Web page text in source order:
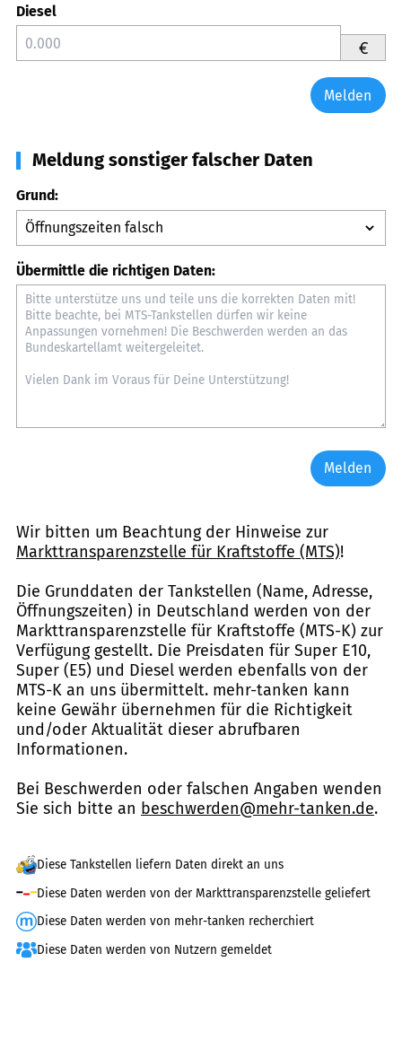
Diesel
€
Melden
Meldung sonstiger falscher Daten
Grund:
Übermittle die richtigen Daten:
Melden
Wir bitten um Beachtung der Hinweise zur
Markttransparenzstelle für Kraftstoffe (MTS)!
Die Grunddaten der Tankstellen (Name, Adresse,
Öffnungszeiten) in Deutschland werden von der
Markttransparenzstelle für Kraftstoffe (MTS-K) zur
Verfügung gestellt. Die Preisdaten für Super E10,
Super (E5) und Diesel werden ebenfalls von der
MTS-K an uns übermittelt. mehr-tanken kann
keine Gewähr übernehmen für die Richtigkeit
und/oder Aktualität dieser abrufbaren
Informationen.
Bei Beschwerden oder falschen Angaben wenden
Sie sich bitte an beschwerden@mehr-tanken.de.
Diese Tankstellen liefern Daten direkt an uns
Diese Daten werden von der Markttransparenzstelle geliefert
Diese Daten werden von mehr-tanken recherchiert
Diese Daten werden von Nutzern gemeldet